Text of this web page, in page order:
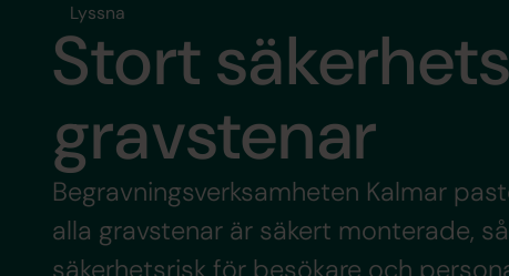
Lyssna
Stort
gravstenar
Begravningsverksamheten Kalmar
alla gravstenar är säkert monterade,